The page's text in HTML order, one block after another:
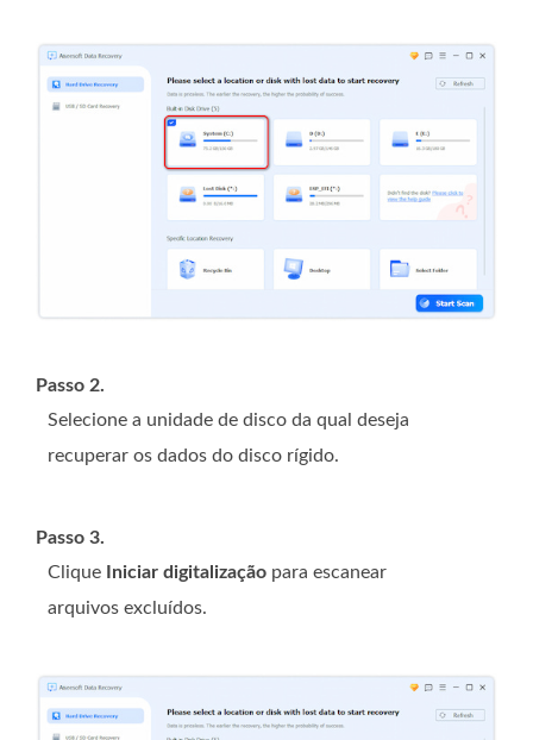
Passo 2.
Selecione a unidade de disco da qual deseja
recuperar os dados do disco rígido.
Passo 3.
Clique
Iniciar digitalização para escanear
arquivos excluídos.